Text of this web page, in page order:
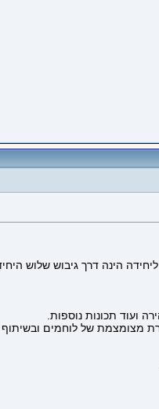
הינה דרך גיבוש שלוש
ועוד תכונות נוספות.
מצומצמת של לוחמים ובשיתוף